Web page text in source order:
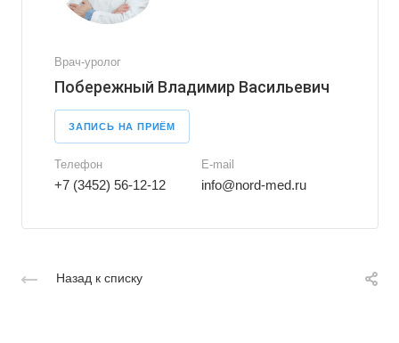
Врач-уролог
Побережный Владимир Васильевич
ЗАПИСЬ НА ПРИЁМ
Телефон
+7 (3452) 56-12-12
E-mail
info@nord-med.ru
Назад к списку